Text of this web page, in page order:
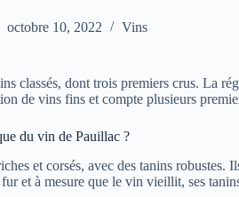
octobre 10, 2022 Vins
classés, dont trois premiers crus. La
de vins fins et compte plusieurs
du vin de Pauillac ?
et corsés, avec des tanins
et à mesure que le vin vieillit, ses